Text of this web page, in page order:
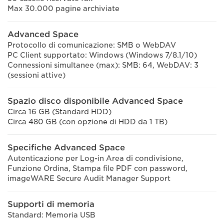
Max 30.000 pagine archiviate
Advanced Space
Protocollo di comunicazione: SMB o WebDAV
PC Client supportato: Windows (Windows 7/8.1/10)
Connessioni simultanee (max): SMB: 64, WebDAV: 3
(sessioni attive)
Spazio disco disponibile Advanced Space
Circa 16 GB (Standard HDD)
Circa 480 GB (con opzione di HDD da 1 TB)
Specifiche Advanced Space
Autenticazione per Log-in Area di condivisione,
Funzione Ordina, Stampa file PDF con password,
imageWARE Secure Audit Manager Support
Supporti di memoria
Standard: Memoria USB